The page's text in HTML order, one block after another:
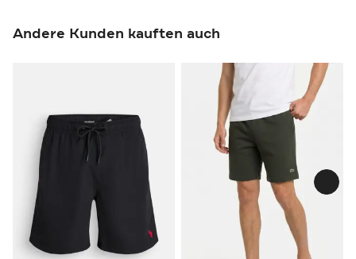
Andere Kunden kauften auch